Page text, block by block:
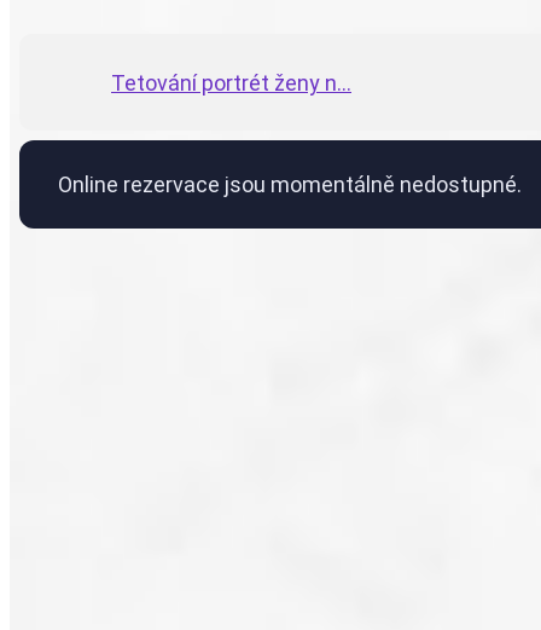
Tetování portrét ženy n...
Online rezervace jsou momentálně nedostupné.